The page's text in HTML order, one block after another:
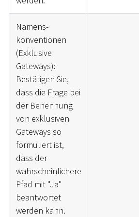
Namens-
konventionen
(Exklusive
Gateways):
Bestätigen Sie,
dass die Frage bei
der Benennung
von exklusiven
Gateways so
formuliert ist,
dass der
wahrscheinlichere
Pfad mit "Ja"
beantwortet
werden kann.